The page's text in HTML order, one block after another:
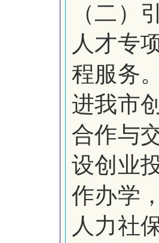
（二）
人才专
程服务
进我市
合作与
设创业
作办学
人力社